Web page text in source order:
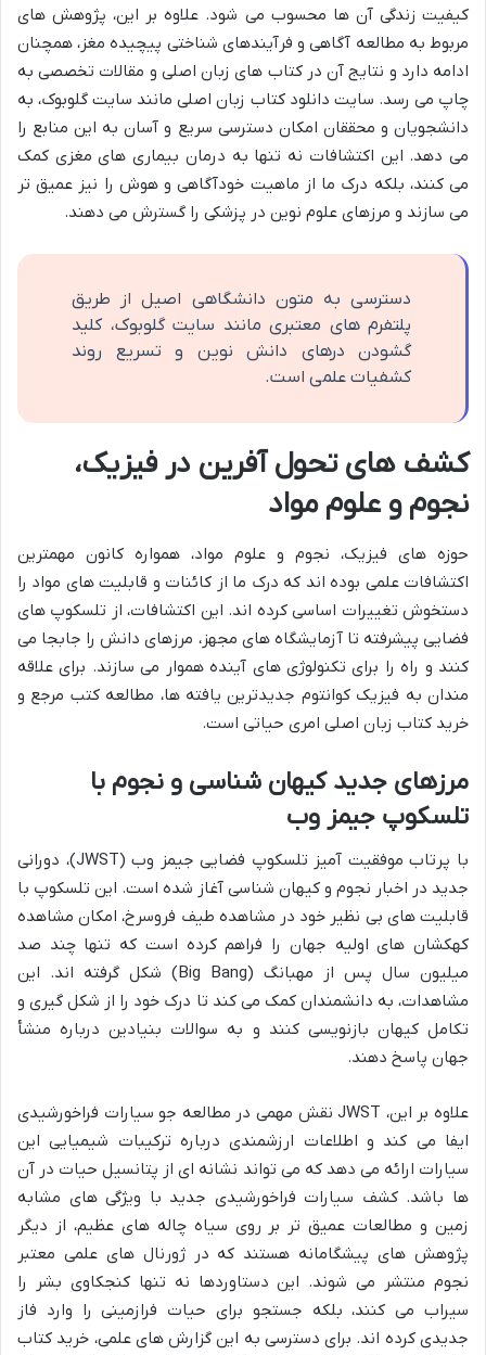
کیفیت زندگی آن ها محسوب می شود. علاوه بر این، پژوهش های
مربوط به مطالعه آگاهی و فرآیندهای شناختی پیچیده مغز، همچنان
ادامه دارد و نتایج آن در کتاب های زبان اصلی و مقالات تخصصی به
چاپ می رسد. سایت دانلود کتاب زبان اصلی مانند سایت گلوبوک، به
دانشجویان و محققان امکان دسترسی سریع و آسان به این منابع را
می دهد. این اکتشافات نه تنها به درمان بیماری های مغزی کمک
می کنند، بلکه درک ما از ماهیت خودآگاهی و هوش را نیز عمیق تر
می سازند و مرزهای علوم نوین در پزشکی را گسترش می دهند.
دسترسی به متون دانشگاهی اصیل از طریق
پلتفرم های معتبری مانند سایت گلوبوک، کلید
گشودن درهای دانش نوین و تسریع روند
کشفیات علمی است.
کشف های تحول آفرین در فیزیک،
نجوم و علوم مواد
حوزه های فیزیک، نجوم و علوم مواد، همواره کانون مهمترین
اکتشافات علمی بوده اند که درک ما از کائنات و قابلیت های مواد را
دستخوش تغییرات اساسی کرده اند. این اکتشافات، از تلسکوپ های
فضایی پیشرفته تا آزمایشگاه های مجهز، مرزهای دانش را جابجا می
کنند و راه را برای تکنولوژی های آینده هموار می سازند. برای علاقه
مندان به فیزیک کوانتوم جدیدترین یافته ها، مطالعه کتب مرجع و
خرید کتاب زبان اصلی امری حیاتی است.
مرزهای جدید کیهان شناسی و نجوم با
تلسکوپ جیمز وب
با پرتاب موفقیت آمیز تلسکوپ فضایی جیمز وب (JWST)، دورانی
جدید در اخبار نجوم و کیهان شناسی آغاز شده است. این تلسکوپ با
قابلیت های بی نظیر خود در مشاهده طیف فروسرخ، امکان مشاهده
کهکشان های اولیه جهان را فراهم کرده است که تنها چند صد
میلیون سال پس از مهبانگ (Big Bang) شکل گرفته اند. این
مشاهدات، به دانشمندان کمک می کند تا درک خود را از شکل گیری و
تکامل کیهان بازنویسی کنند و به سوالات بنیادین درباره منشأ
جهان پاسخ دهند.
علاوه بر این، JWST نقش مهمی در مطالعه جو سیارات فراخورشیدی
ایفا می کند و اطلاعات ارزشمندی درباره ترکیبات شیمیایی این
سیارات ارائه می دهد که می تواند نشانه ای از پتانسیل حیات در آن
ها باشد. کشف سیارات فراخورشیدی جدید با ویژگی های مشابه
زمین و مطالعات عمیق تر بر روی سیاه چاله های عظیم، از دیگر
پژوهش های پیشگامانه هستند که در ژورنال های علمی معتبر
نجوم منتشر می شوند. این دستاوردها نه تنها کنجکاوی بشر را
سیراب می کنند، بلکه جستجو برای حیات فرازمینی را وارد فاز
جدیدی کرده اند. برای دسترسی به این گزارش های علمی، خرید کتاب